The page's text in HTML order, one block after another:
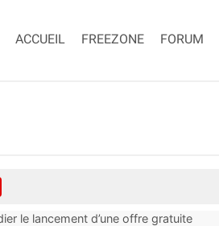
ACCUEIL FREEZONE FORUM
le lancement d’une offre gratuite